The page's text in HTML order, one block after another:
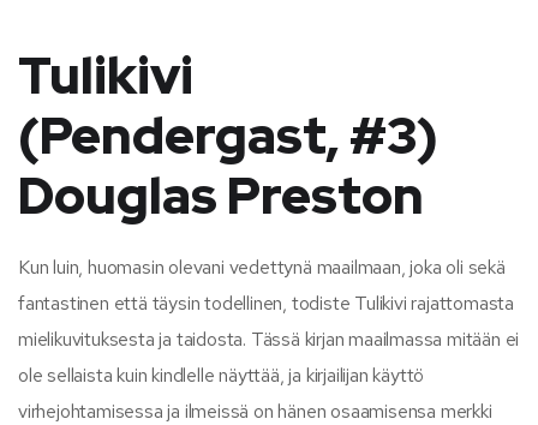
Tulikivi
(Pendergast, #3)
Douglas Preston
Kun luin, huomasin olevani vedettynä maailmaan, joka oli sekä
fantastinen että täysin todellinen, todiste Tulikivi rajattomasta
mielikuvituksesta ja taidosta. Tässä kirjan maailmassa mitään ei
ole sellaista kuin kindlelle näyttää, ja kirjailijan käyttö
virhejohtamisessa ja ilmeissä on hänen osaamisensa merkki